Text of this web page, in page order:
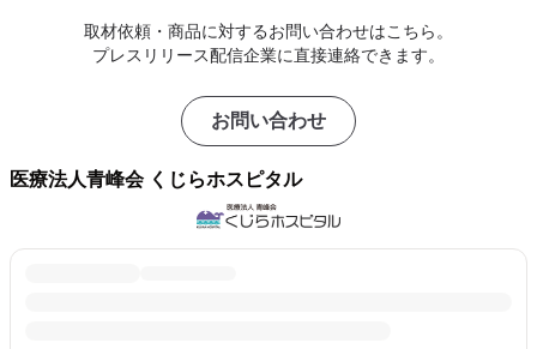
取材依頼・商品に対するお問い合わせはこちら。
プレスリリース配信企業に直接連絡できます。
お問い合わせ
医療法人青峰会 くじらホスピタル